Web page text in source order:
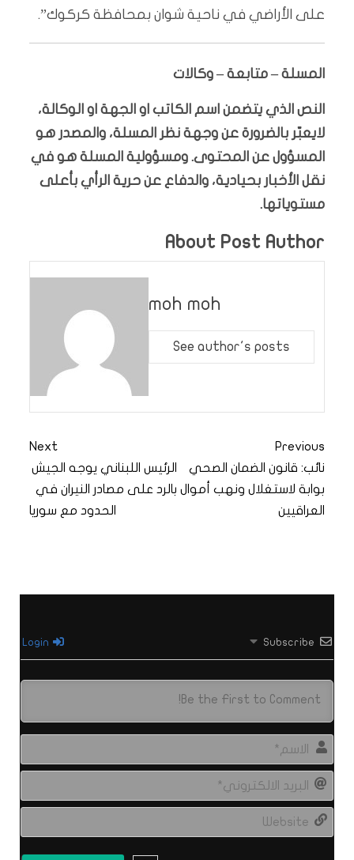
على الأراضي في ناحية شوان بمحافظة كركوك”.
المسلة – متابعة – وكالات
النص الذي يتضمن اسم الكاتب او الجهة او الوكالة،
لايعبّر بالضرورة عن وجهة نظر المسلة، والمصدر هو
المسؤول عن المحتوى. ومسؤولية المسلة هو في
نقل الأخبار بحيادية، والدفاع عن حرية الرأي بأعلى
مستوياتها.
About Post Author
moh moh
See author's posts
Previous
نائب: قانون الضمان الصحي
بوابة لاستغلال ونهب أموال
العراقيين
Next
الرئيس اللبناني يوجه الجيش
بالرد على مصادر النيران في
الحدود مع سوريا
Subscribe